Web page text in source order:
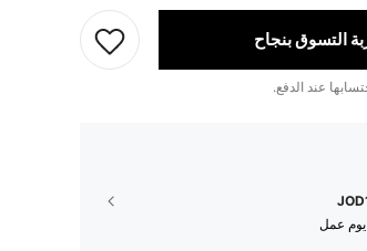
التسوق بنجاح
عند الدفع.